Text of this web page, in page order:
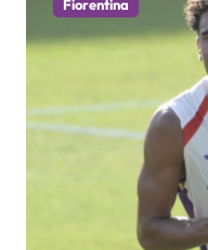
Fiorentina